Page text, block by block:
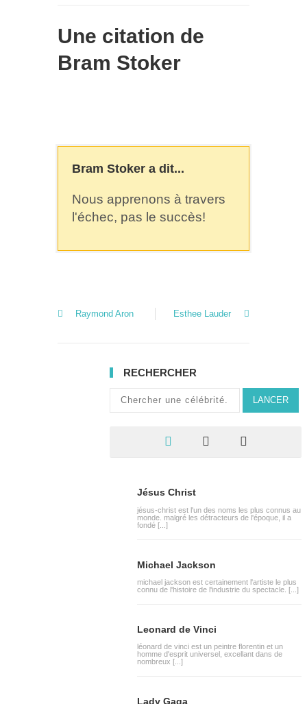
Une citation de
Bram Stoker
Bram Stoker a dit...
Nous apprenons à travers
l'échec, pas le succès!
Raymond Aron Esthee Lauder
RECHERCHER
LANCER
Jésus Christ
jésus-christ est l'un des noms les plus connus au
monde. malgré les détracteurs de l'époque, il a
fondé [...]
Michael Jackson
michael jackson est certainement l'artiste le plus
connu de l'histoire de l'industrie du spectacle. [...]
Leonard de Vinci
léonard de vinci est un peintre florentin et un
homme d'esprit universel, excellant dans de
nombreux [...]
Lady Gaga